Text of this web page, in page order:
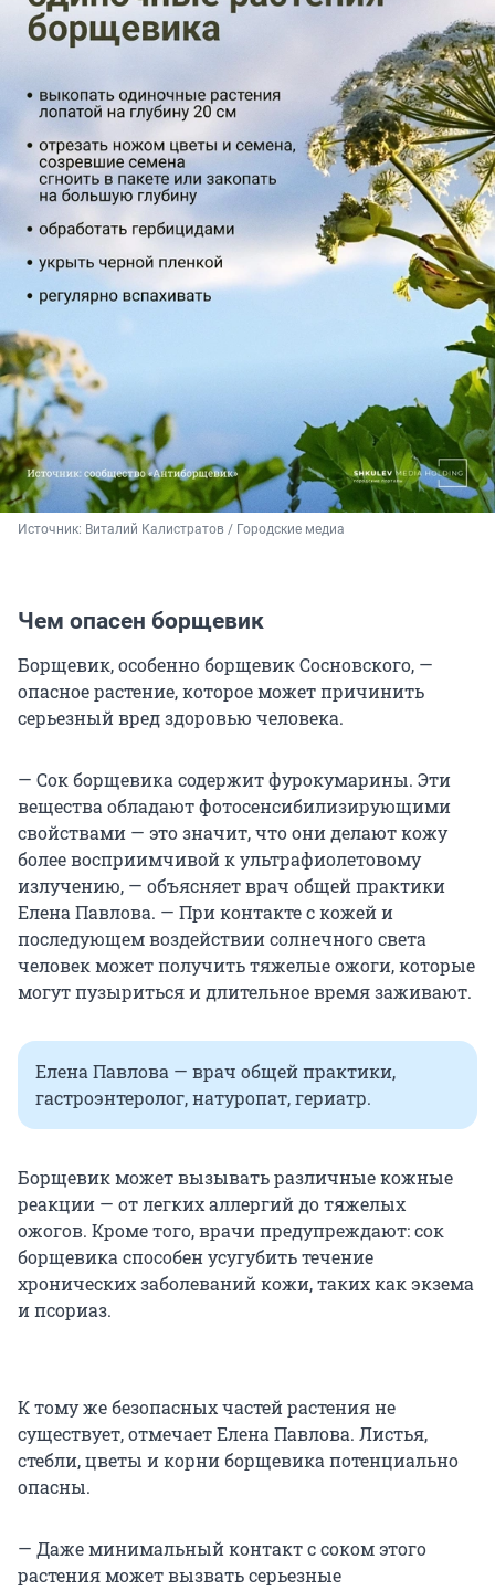
Источник: Виталий Калистратов / Городские медиа
Чем опасен борщевик
Борщевик, особенно борщевик Сосновского, —
опасное растение, которое может причинить
серьезный вред здоровью человека.
— Сок борщевика содержит фурокумарины. Эти
вещества обладают фотосенсибилизирующими
свойствами — это значит, что они делают кожу
более восприимчивой к ультрафиолетовому
излучению, — объясняет врач общей практики
Елена Павлова. — При контакте с кожей и
последующем воздействии солнечного света
человек может получить тяжелые ожоги, которые
могут пузыриться и длительное время заживают.
Елена Павлова — врач общей практики,
гастроэнтеролог, натуропат, гериатр.
Борщевик может вызывать различные кожные
реакции — от легких аллергий до тяжелых
ожогов. Кроме того, врачи предупреждают: сок
борщевика способен усугубить течение
хронических заболеваний кожи, таких как экзема
и псориаз.
К тому же безопасных частей растения не
существует, отмечает Елена Павлова. Листья,
стебли, цветы и корни борщевика потенциально
опасны.
— Даже минимальный контакт с соком этого
растения может вызвать серьезные